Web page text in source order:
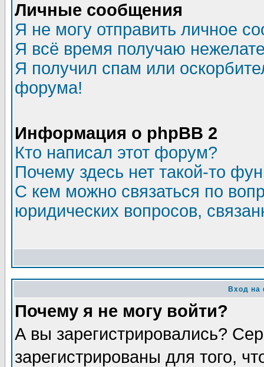
Личные сообщения
Я не могу отправить личное
Я всё время получаю
Я получил спам или
форума!
Информация о phpBB 2
Кто написал этот форум?
Почему здесь нет такой-то
С кем можно связаться по
юридических вопросов,
Вход на
Почему я не могу войти?
А вы зарегистрировались?
зарегистрированы для того,